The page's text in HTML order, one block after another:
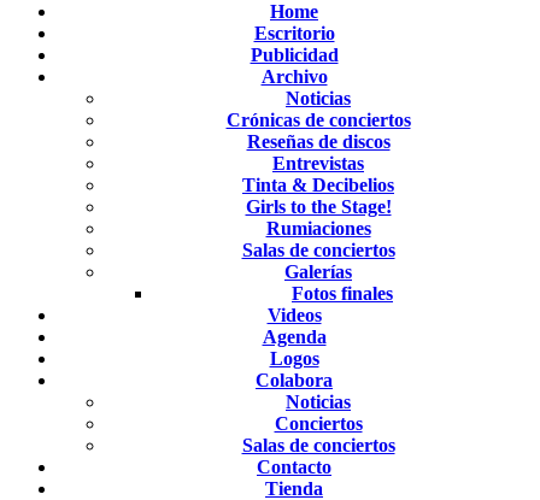
Home
Escritorio
Publicidad
Archivo
Noticias
Crónicas de conciertos
Reseñas de discos
Entrevistas
Tinta & Decibelios
Girls to the Stage!
Rumiaciones
Salas de conciertos
Galerías
Fotos finales
Videos
Agenda
Logos
Colabora
Noticias
Conciertos
Salas de conciertos
Contacto
Tienda